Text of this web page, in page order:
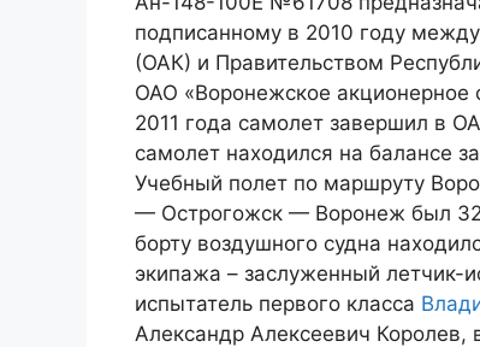
подписанному в 2010 году
(ОАК) и Правительством
ОАО «Воронежское акционерное
2011 года самолет завершил в
самолет находился на балансе
Учебный полет по маршруту
— Острогожск — Воронеж был
борту воздушного судна
экипажа – заслуженный
испытатель первого класса
Александр Алексеевич